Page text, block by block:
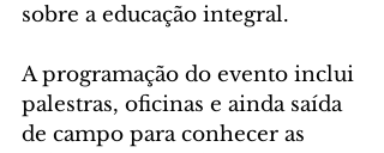
sobre a educação integral.
A programação do evento inclui
palestras, oficinas e ainda saída
de campo para conhecer as